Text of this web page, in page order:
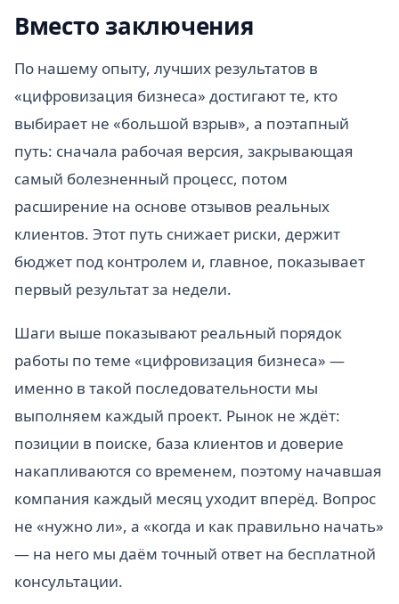
Вместо заключения
По нашему опыту, лучших результатов в
«цифровизация бизнеса» достигают те, кто
выбирает не «большой взрыв», а поэтапный
путь: сначала рабочая версия, закрывающая
самый болезненный процесс, потом
расширение на основе отзывов реальных
клиентов. Этот путь снижает риски, держит
бюджет под контролем и, главное, показывает
первый результат за недели.
Шаги выше показывают реальный порядок
работы по теме «цифровизация бизнеса» —
именно в такой последовательности мы
выполняем каждый проект. Рынок не ждёт:
позиции в поиске, база клиентов и доверие
накапливаются со временем, поэтому начавшая
компания каждый месяц уходит вперёд. Вопрос
не «нужно ли», а «когда и как правильно начать»
— на него мы даём точный ответ на бесплатной
консультации.